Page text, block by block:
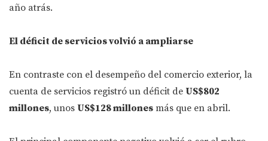
año atrás.
El déficit de servicios volvió a ampliarse
En contraste con el desempeño del comercio exterior, la
cuenta de servicios registró un déficit de US$802
millones, unos US$128 millones más que en abril.